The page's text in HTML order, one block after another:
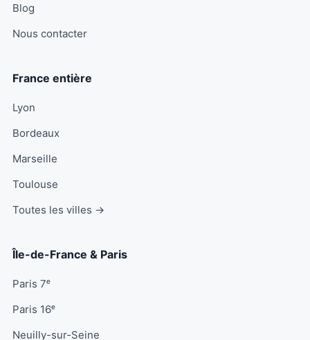
Blog
Nous contacter
France entière
Lyon
Bordeaux
Marseille
Toulouse
Toutes les villes →
Île-de-France & Paris
Paris 7ᵉ
Paris 16ᵉ
Neuilly-sur-Seine